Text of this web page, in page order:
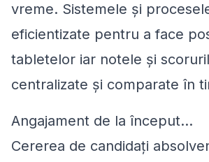
vreme. Sistemele și
eficientizate pentru a face
tabletelor iar notele și
centralizate și comparate în
Angajament de la început…
Cererea de candidați